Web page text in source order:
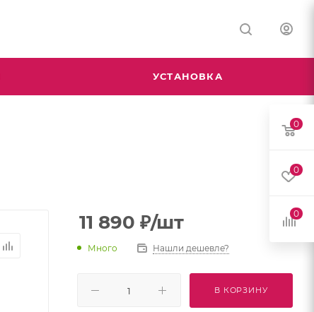
УСТАНОВКА
11 890 ₽/шт
Много Нашли дешевле?
В КОРЗИНУ
0
0
0